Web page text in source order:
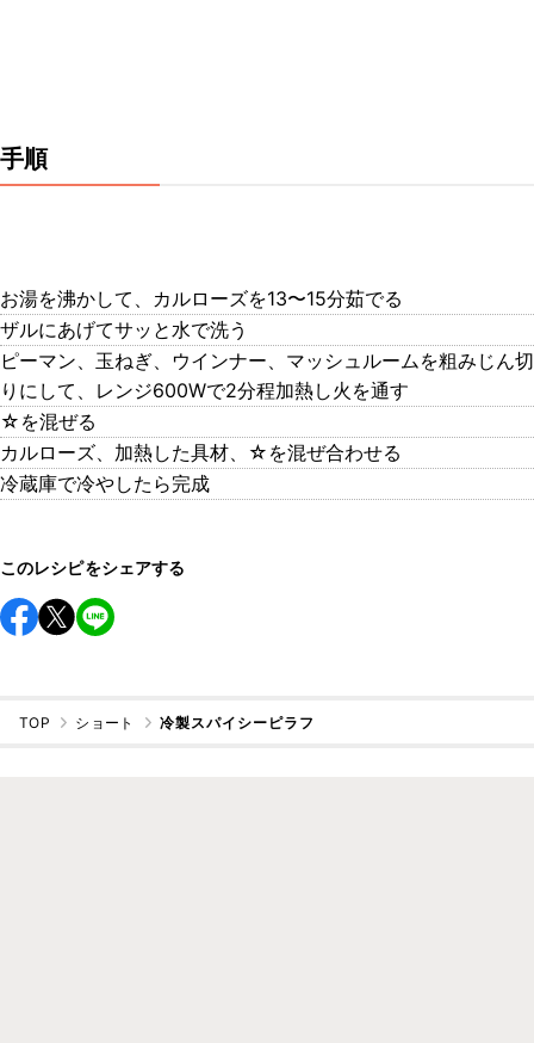
手順
お湯を沸かして、カルローズを13〜15分茹でる
ザルにあげてサッと水で洗う
ピーマン、玉ねぎ、ウインナー、マッシュルームを粗みじん切
りにして、レンジ600Wで2分程加熱し火を通す
☆を混ぜる
カルローズ、加熱した具材、☆を混ぜ合わせる
冷蔵庫で冷やしたら完成
このレシピをシェアする
TOP ショート 冷製スパイシーピラフ